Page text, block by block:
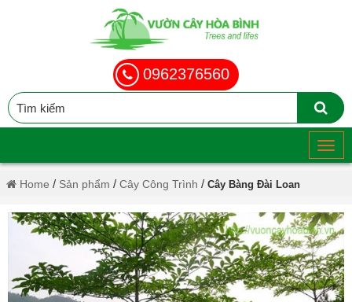
0962376560
Home / Sản phẩm / Cây Công Trình / Cây Bàng Đài Loan